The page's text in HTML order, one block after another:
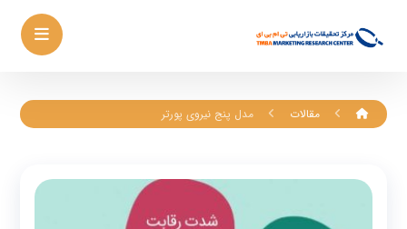
مقالات مدل پنج نیروی پورتر